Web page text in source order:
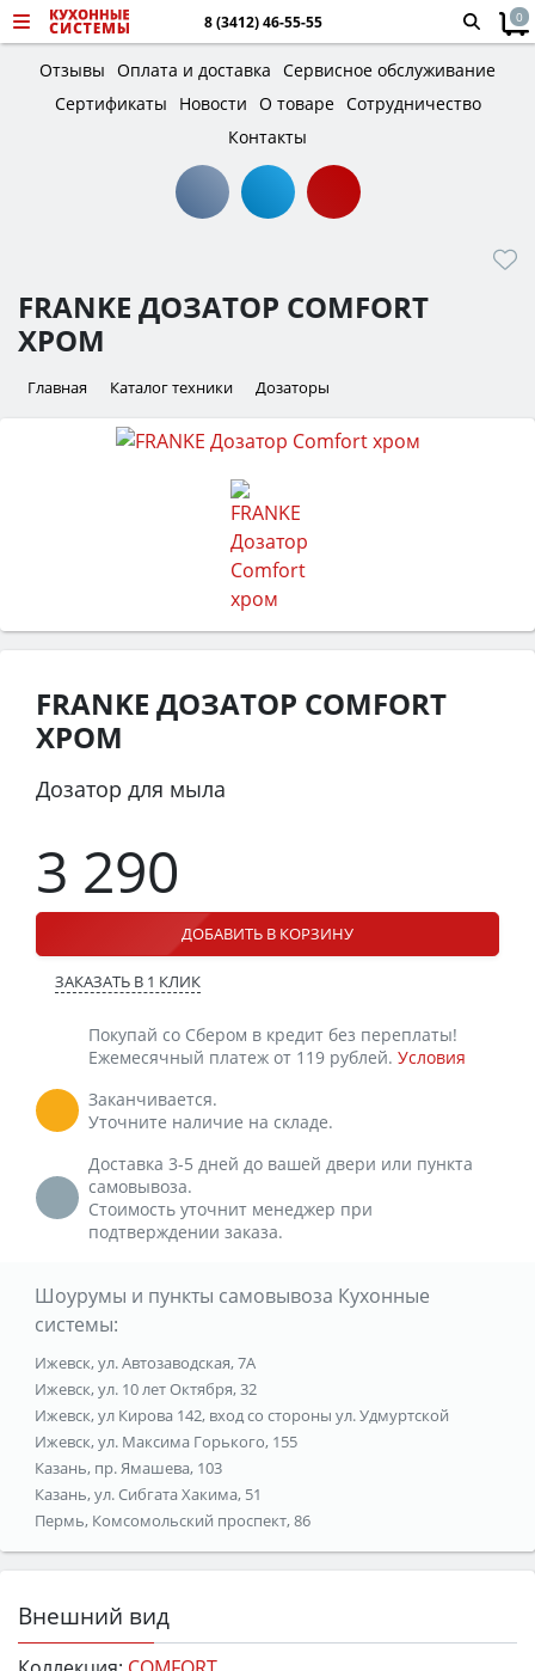
8 (3412) 46-55-55 0
Отзывы Оплата и доставка Сервисное обслуживание
Сертификаты
Новости О товаре Сотрудничество
Контакты
FRANKE ДОЗАТОР COMFORT
ХРОМ
Главная Каталог техники Дозаторы
FRANKE ДОЗАТОР COMFORT
ХРОМ
Дозатор для мыла
3 290
ДОБАВИТЬ В КОРЗИНУ
ЗАКАЗАТЬ В 1 КЛИК
Покупай со Сбером в кредит без переплаты!
Ежемесячный платеж от 119 рублей. Условия
Заканчивается.
Уточните наличие на складе.
Доставка 3-5 дней до вашей двери или пункта
самовывоза.
Стоимость уточнит менеджер при
подтверждении заказа.
Шоурумы и пункты самовывоза Кухонные
системы:
Ижевск, ул. Автозаводская, 7А
Ижевск, ул. 10 лет Октября, 32
Ижевск, ул Кирова 142, вход со стороны ул. Удмуртской
Ижевск, ул. Максима Горького, 155
Казань, пр. Ямашева, 103
Казань, ул. Сибгата Хакима, 51
Пермь, Комсомольский проспект, 86
Внешний вид